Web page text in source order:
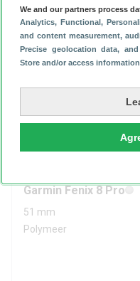
We and our partners process
Analytics, Functional,
and content measurement,
Precise geolocation data,
Store and/or access
51 mm
Polymeer
Garmin Fenix 8 Pro
51 mm
Polymeer